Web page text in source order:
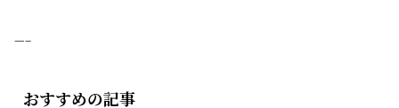
—–
おすすめの記事